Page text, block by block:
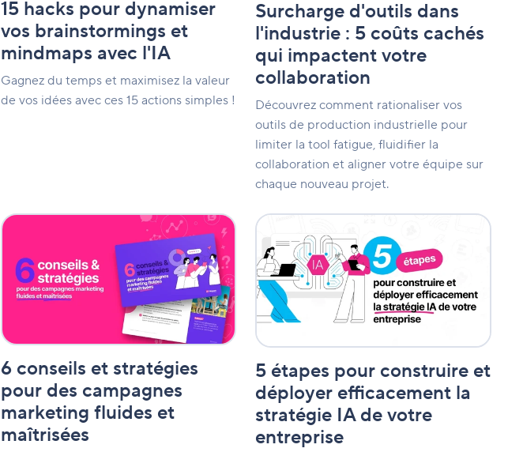
15 hacks pour dynamiser
vos brainstormings et
mindmaps avec l'IA
Gagnez du temps et maximisez la valeur
de vos idées avec ces 15 actions simples !
l'IA
Surcharge d'outils dans
l'industrie : 5 coûts cachés
qui impactent votre
collaboration
Découvrez comment rationaliser vos
outils de production industrielle pour
limiter la tool fatigue, fluidifier la
collaboration et aligner votre équipe sur
chaque nouveau projet.
impactent
votre
collaboration
6 conseils et stratégies
pour des campagnes
marketing fluides et
maîtrisées
6
stratégies
pour
des
marketing
fluides
et
maîtrisées
5 étapes pour construire et
déployer efficacement la
stratégie IA de votre
entreprise
5
étapes
pour
construire
et
déployer
efficacement
la
stratégie
IA
de
votre
entreprise